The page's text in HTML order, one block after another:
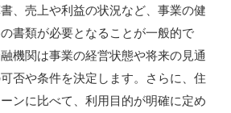
、売上や利益の状況など、事業の健
書類が必要となることが一般的で
機関は事業の経営状態や将来の見通
否や条件を決定します。さらに、住
ンに比べて、利用目的が明確に定め